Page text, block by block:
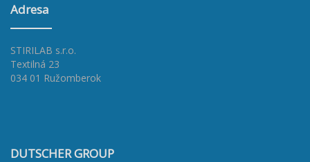
Adresa
STIRILAB s.r.o.
Textilná 23
034 01 Ružomberok
DUTSCHER GROUP